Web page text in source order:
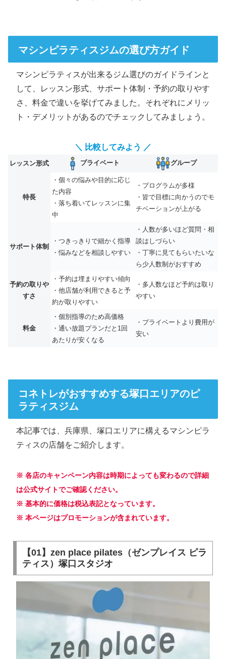
マシンピラティスジムの選び方ガイド
マシンピラティスが出来るジム選びのガイドラインと
して、レッスン形式、サポート体制・予約の取りやす
さ、料金で違いを挙げてみました。それぞれにメリッ
ト・デメリットがあるのでチェックしてみましょう。
＼ 比較してみよう ／
レッスン形式 プライベート グループ
特長
・個々の悩みや目的に応じ
た内容
・落ち着いてレッスンに集
中
・プログラムが多様
・皆で目標に向かうのでモ
チベーションが上がる
サポート体制
・つきっきりで細かく指導
・悩みなどを相談しやすい
・人数が多いほど質問・相
談はしづらい
・丁寧に見てもらいたいな
ら少人数制がおすすめ
予約の取りや
すさ
・予約は埋まりやすい傾向
・他店舗が利用できると予
約が取りやすい
・多人数なほど予約は取り
やすい
料金
・個別指導のため高価格
・通い放題プランだと1回
あたりが安くなる
・プライベートより費用が
安い
コネトレがおすすめする塚口エリアのピ
ラティスジム
本記事では、兵庫県、塚口エリアに構えるマシンピラ
ティスの店舗をご紹介します。
※ 各店のキャンペーン内容は時期によっても変わるので詳細
は公式サイトでご確認ください。
※ 基本的に価格は税込表記となっています。
※ 本ページはプロモーションが含まれています。
【01】zen place pilates（ゼンプレイス ピラ
ティス）塚口スタジオ